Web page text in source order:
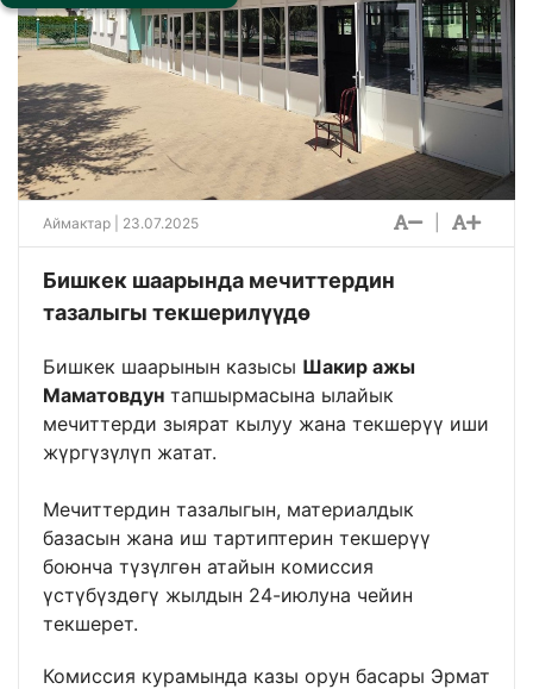
Аймактар | 23.07.2025
Бишкек шаарында мечиттердин
тазалыгы текшерилүүдө
Бишкек шаарынын казысы Шакир ажы
Маматовдун тапшырмасына ылайык
мечиттерди зыярат кылуу жана текшерүү иши
жүргүзүлүп жатат.
Мечиттердин тазалыгын, материалдык
базасын жана иш тартиптерин текшерүү
боюнча түзүлгөн атайын комиссия
үстүбүздөгү жылдын 24-июлуна чейин
текшерет.
Комиссия курамында казы орун басары Эрмат